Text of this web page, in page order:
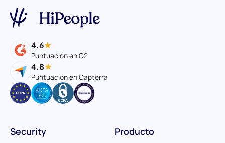
4.6
Puntuación en G2
4.8
Puntuación en Capterra
Producto
Security